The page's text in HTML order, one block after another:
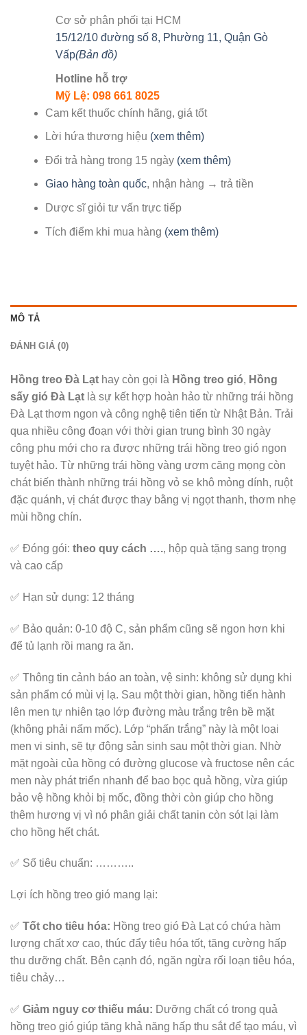
Cơ sở phân phối tại HCM
15/12/10 đường số 8, Phường 11, Quận Gò
Vấp(Bản đồ)
Hotline hỗ trợ
Mỹ Lệ: 098 661 8025
Cam kết thuốc chính hãng, giá tốt
Lời hứa thương hiệu (xem thêm)
Đổi trả hàng trong 15 ngày (xem thêm)
Giao hàng toàn quốc, nhận hàng → trả tiền
Dược sĩ giỏi tư vấn trực tiếp
Tích điểm khi mua hàng (xem thêm)
MÔ TẢ
ĐÁNH GIÁ (0)
Hồng treo Đà Lạt hay còn gọi là Hồng treo gió, Hồng
sấy gió Đà Lạt là sự kết hợp hoàn hảo từ những trái hồng
Đà Lạt thơm ngon và công nghệ tiên tiến từ Nhật Bản. Trải
qua nhiều công đoạn với thời gian trung bình 30 ngày
công phu mới cho ra được những trái hồng treo gió ngon
tuyệt hảo. Từ những trái hồng vàng ươm căng mọng còn
chát biến thành những trái hồng vỏ se khô mỏng dính, ruột
đặc quánh, vị chát được thay bằng vị ngọt thanh, thơm nhẹ
mùi hồng chín.
✅ Đóng gói: theo quy cách …., hộp quà tặng sang trọng
và cao cấp
✅ Hạn sử dụng: 12 tháng
✅ Bảo quản: 0-10 độ C, sản phẩm cũng sẽ ngon hơn khi
để tủ lạnh rồi mang ra ăn.
✅ Thông tin cảnh báo an toàn, vệ sinh: không sử dụng khi
sản phẩm có mùi vị lạ. Sau một thời gian, hồng tiến hành
lên men tự nhiên tạo lớp đường màu trắng trên bề mặt
(không phải nấm mốc). Lớp “phấn trắng” này là một loại
men vi sinh, sẽ tự động sản sinh sau một thời gian. Nhờ
mặt ngoài của hồng có đường glucose và fructose nên các
men này phát triển nhanh để bao bọc quả hồng, vừa giúp
bảo vệ hồng khỏi bị mốc, đồng thời còn giúp cho hồng
thêm hương vị vì nó phân giải chất tanin còn sót lại làm
cho hồng hết chát.
✅ Số tiêu chuẩn: ………..
Lợi ích hồng treo gió mang lại:
✅ Tốt cho tiêu hóa: Hồng treo gió Đà Lạt có chứa hàm
lượng chất xơ cao, thúc đẩy tiêu hóa tốt, tăng cường hấp
thu dưỡng chất. Bên cạnh đó, ngăn ngừa rối loạn tiêu hóa,
tiêu chảy…
✅ Giảm nguy cơ thiếu máu: Dưỡng chất có trong quả
hồng treo gió giúp tăng khả năng hấp thu sắt để tạo máu, vì